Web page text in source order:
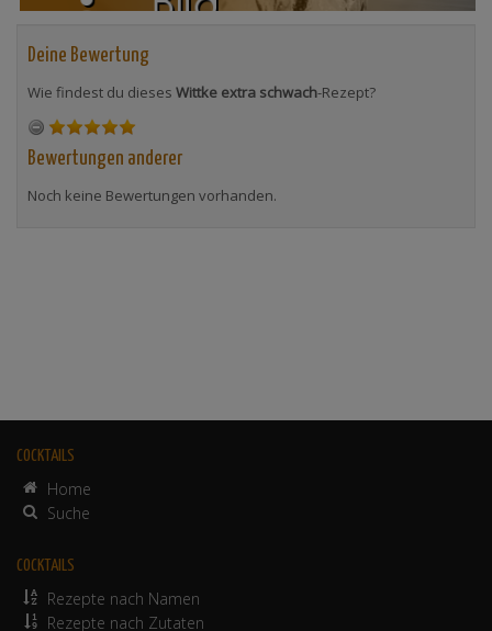
Deine Bewertung
Wie findest du dieses Wittke extra schwach-Rezept?
Bewertungen anderer
Noch keine Bewertungen vorhanden.
COCKTAILS
Home
Suche
COCKTAILS
Rezepte nach Namen
Rezepte nach Zutaten